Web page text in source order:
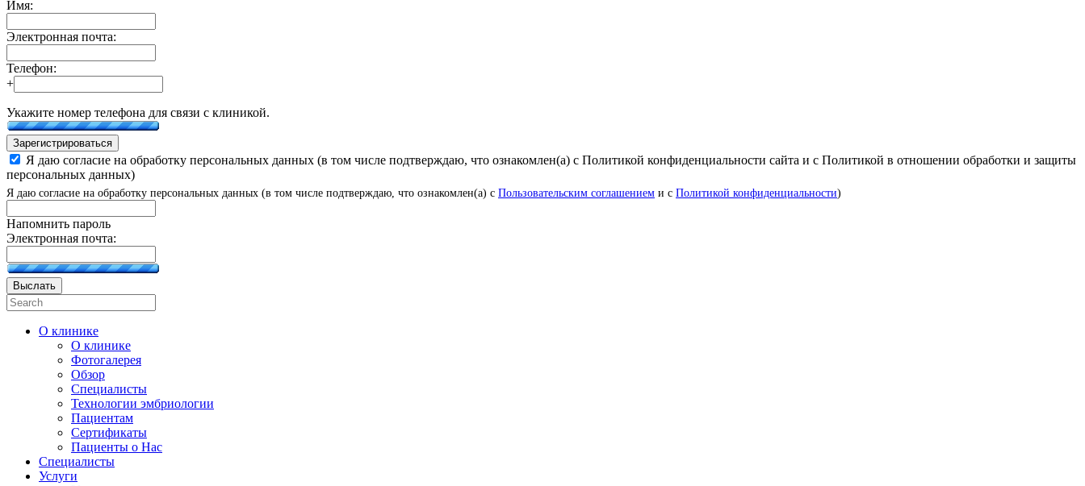
Имя:
Электронная почта:
Телефон:
+
Укажите номер телефона для связи с клиникой.
Зарегистрироваться
Я даю согласие на обработку персональных данных (в том числе подтверждаю, что ознакомлен(а) с Политикой конфиденциальности сайта и с Политикой в отношении обработки и защиты
персональных данных)
Я даю согласие на обработку персональных данных (в том числе подтверждаю, что ознакомлен(а) с Пользовательским соглашением и с Политикой конфиденциальности)
Напомнить пароль
Электронная почта:
Выслать
О клинике
О клинике
Фотогалерея
Обзор
Специалисты
Технологии эмбриологии
Пациентам
Сертификаты
Пациенты о Нас
Специалисты
Услуги